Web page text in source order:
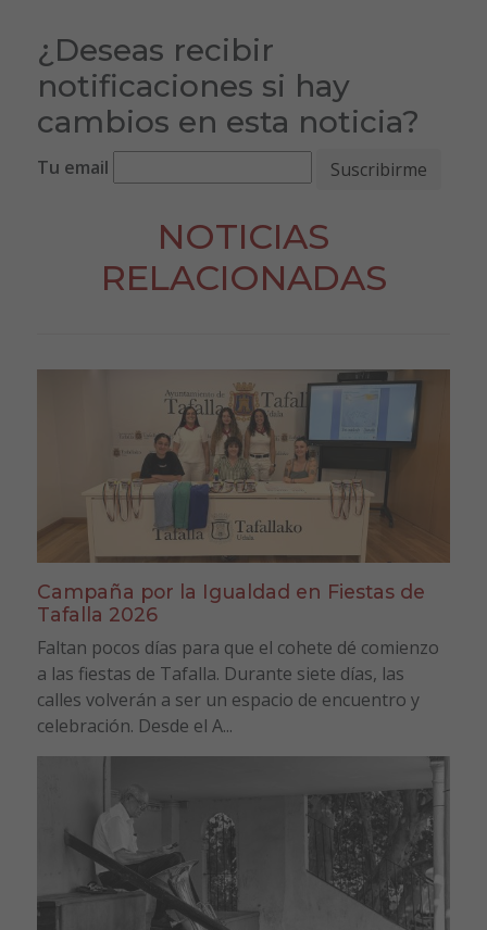
¿Deseas recibir
notificaciones si hay
cambios en esta noticia?
Tu email
NOTICIAS
RELACIONADAS
Campaña por la Igualdad en Fiestas de
Tafalla 2026
Faltan pocos días para que el cohete dé comienzo
a las fiestas de Tafalla. Durante siete días, las
calles volverán a ser un espacio de encuentro y
celebración. Desde el A...